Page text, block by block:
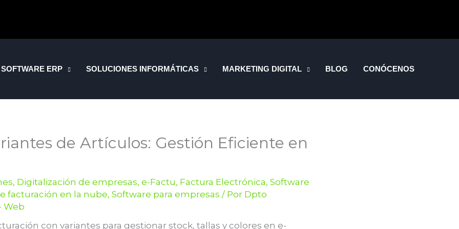
SOFTWARE ERP SOLUCIONES INFORMÁTICAS MARKETING DIGITAL BLOG CONÓCENOS
de Artículos: Gestión Eficiente en
, Digitalización de empresas, e-Factu, Factura Electrónica, Software
facturación en la nube, Software para empresas / Por Dpto
Web